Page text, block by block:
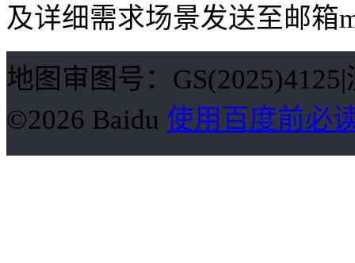
及详细需求场景发送至邮箱
地图审图号：
©2026 Baidu 使用百度前必